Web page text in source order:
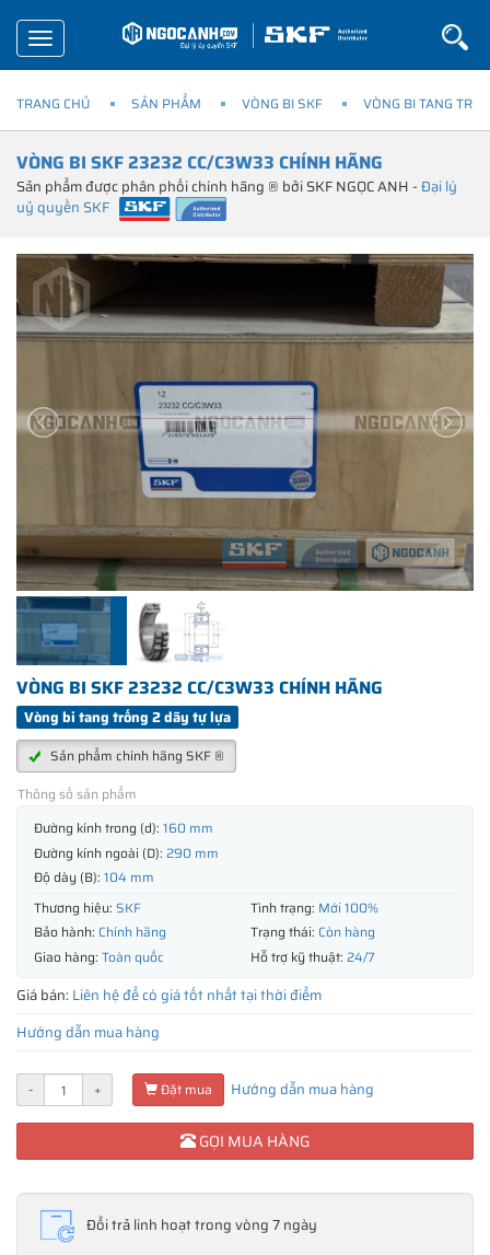
Toggle
navigation
TRANG CHỦ SẢN PHẨM VÒNG BI SKF VÒNG BI TANG
VÒNG BI SKF 23232 CC/C3W33 CHÍNH HÃNG
Sản phẩm được phân phối chính hãng ® bởi SKF NGỌC ANH -Đại lý
uỷ quyền SKF
VÒNG BI SKF 23232 CC/C3W33 CHÍNH HÃNG
Vòng bi tang trống 2 dãy tự lựa
Sản phẩm chính hãng SKF ®
Thông số sản phẩm
Đường kính trong (d): 160 mm
Đường kính ngoài (D): 290 mm
Độ dày (B): 104 mm
Thương hiệu: SKF Tình trạng: Mới 100%
Bảo hành: Chính hãng Trạng thái: Còn hàng
Giao hàng: Toàn quốc Hỗ trợ kỹ thuật: 24/7
Giá bán: Liên hệ để có giá tốt nhất tại thời điểm
Hướng dẫn mua hàng
- + Đặt mua Hướng dẫn mua hàng
GỌI MUA HÀNG
Đổi trả linh hoạt trong vòng 7 ngày